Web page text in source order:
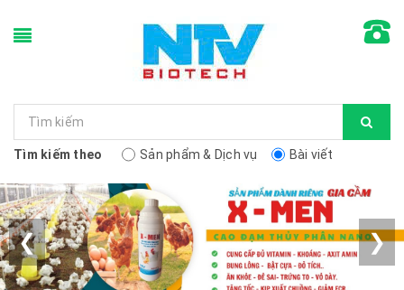
Tìm kiếm theo Sản phẩm & Dịch vụ Bài viết
❮ ❯